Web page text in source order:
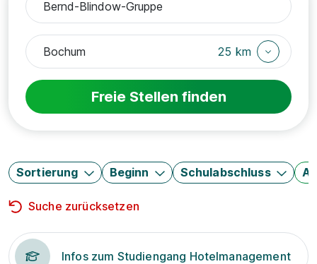
25 km
Freie Stellen finden
Sortierung Beginn Schulabschluss
Suche zurücksetzen
Infos zum Studiengang Hotelmanagement